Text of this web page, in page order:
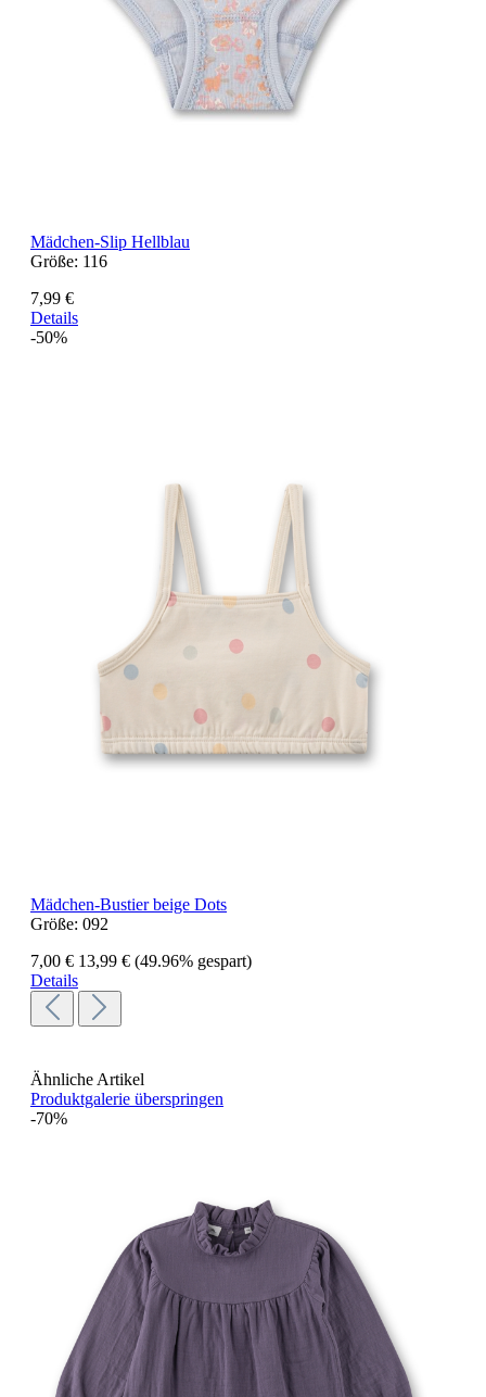
Mädchen-Slip Hellblau
Größe: 116
7,99 €
Details
-50%
Mädchen-Bustier beige Dots
Größe: 092
7,00 € 13,99 € (49.96% gespart)
Details
Ähnliche Artikel
Produktgalerie überspringen
-70%